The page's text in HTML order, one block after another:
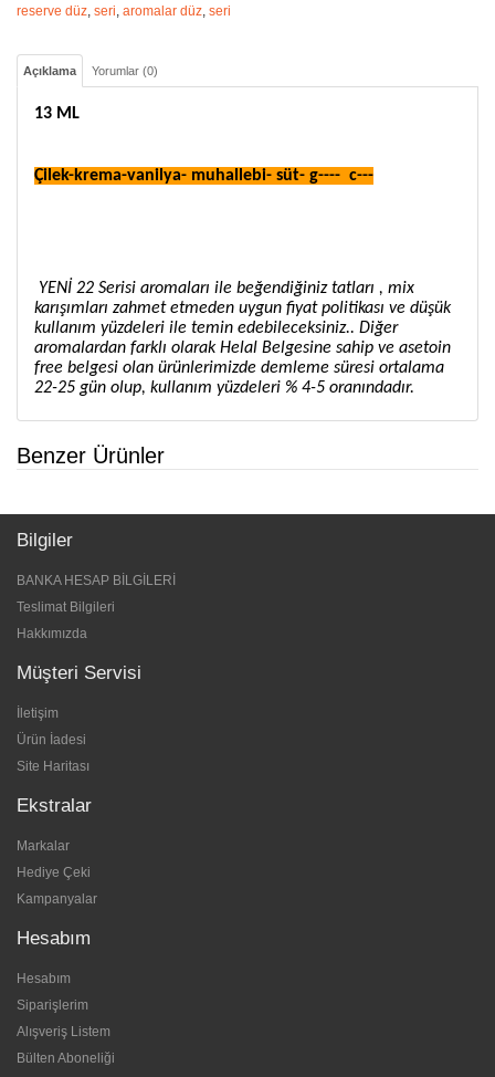
reserve düz, seri, aromalar düz, seri
Açıklama Yorumlar (0)
13 ML
Çilek-krema-vanilya- muhallebi- süt- g---- c---
YENİ 22 Serisi aromaları ile beğendiğiniz tatları , mix
karışımları zahmet etmeden uygun fiyat politikası ve düşük
kullanım yüzdeleri ile temin edebileceksiniz.. Diğer
aromalardan farklı olarak Helal Belgesine sahip ve asetoin
free belgesi olan ürünlerimizde demleme süresi ortalama
22-25 gün olup, kullanım yüzdeleri % 4-5 oranındadır.
Benzer Ürünler
Bilgiler
BANKA HESAP BİLGİLERİ
Teslimat Bilgileri
Hakkımızda
Müşteri Servisi
İletişim
Ürün İadesi
Site Haritası
Ekstralar
Markalar
Hediye Çeki
Kampanyalar
Hesabım
Hesabım
Siparişlerim
Alışveriş Listem
Bülten Aboneliği